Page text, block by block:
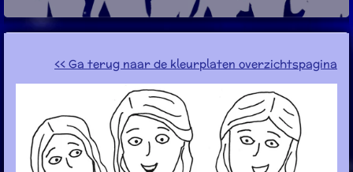
<< Ga terug naar de kleurplaten overzichtspagina